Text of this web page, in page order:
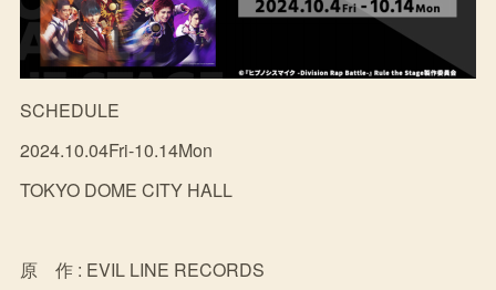
SCHEDULE
2024.10.04Fri-10.14Mon
TOKYO DOME CITY HALL
原 作 : EVIL LINE RECORDS